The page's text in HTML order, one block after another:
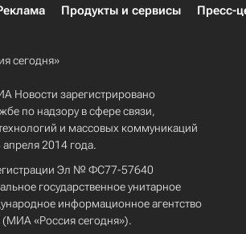
Продукты и сервисы Пресс-
сегодня»
Новости зарегистрировано
по надзору в сфере связи,
и массовых коммуникаций
2014 года.
Эл № ФС77-57640
государственное унитарное
информационное агентство
(МИА «Россия сегодня»).